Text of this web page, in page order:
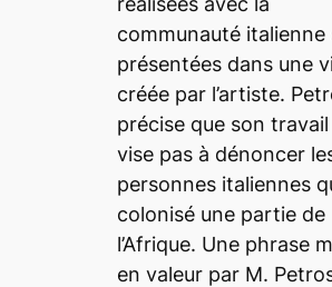
communauté italienne
présentées dans une
créée par l’artiste.
précise que son
vise pas à dénoncer
personnes italiennes
colonisé une partie de
l’Afrique. Une phrase
en valeur par M.